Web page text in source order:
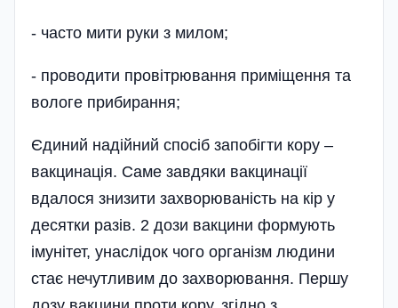
- часто мити руки з милом;
- проводити провітрювання приміщення та
вологе прибирання;
Єдиний надійний спосіб запобіг­ти кору –
вакцинація. Саме завдяки вакцинації
вдалося знизити захворюваність на кір у
десятки разів. 2 дози вакцини формують
імунітет, унаслідок чого ор­ганізм людини
стає­ нечутливим до за­хворювання. Першу